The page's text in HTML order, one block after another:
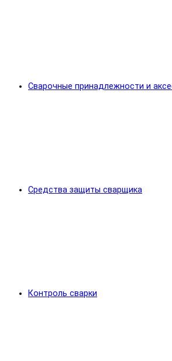
Сварочные принадлежности и
Средства защиты сварщика
Контроль сварки